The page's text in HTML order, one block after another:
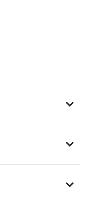
(PDC)